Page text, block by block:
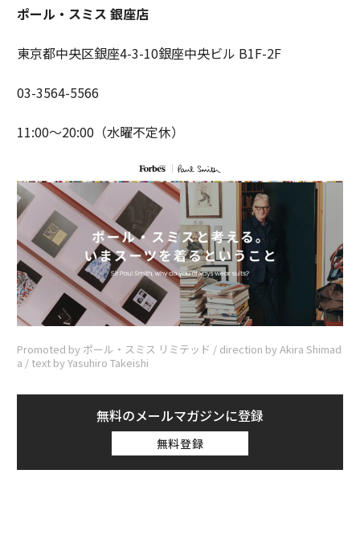
ポール・スミス 銀座店
東京都中央区銀座4-3-10銀座中央ビル B1F-2F
03-3564-5566
11:00〜20:00（水曜不定休）
Promoted by ポール・スミス リミテッド / direction by Akira Shimad
a / text by Yasuhiro Takeishi
無料のメールマガジンに登録
無料登録